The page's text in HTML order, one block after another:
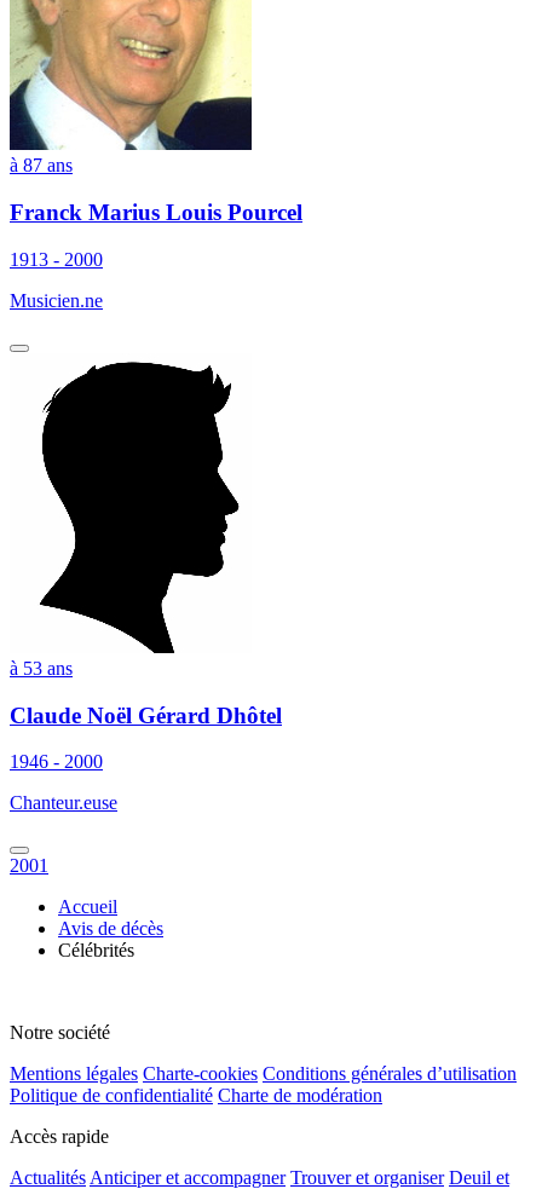
à 87 ans
Franck Marius Louis Pourcel
1913 - 2000
Musicien.ne
à 53 ans
Claude Noël Gérard Dhôtel
1946 - 2000
Chanteur.euse
2001
Accueil
Avis de décès
Célébrités
Notre société
Mentions légales Charte-cookies Conditions générales d’utilisation
Politique de confidentialité Charte de modération
Accès rapide
Actualités Anticiper et accompagner Trouver et organiser Deuil et